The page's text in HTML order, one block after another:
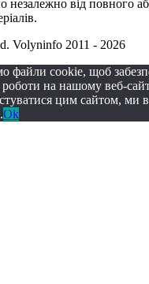
незалежно від повного
Volyninfo 2011 - 2026
файли cookie, щоб
на нашому веб-
цим сайтом, ми
Ok